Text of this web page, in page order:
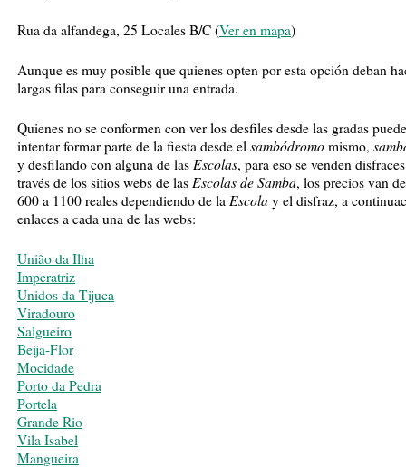
Rua da alfandega, 25 Locales B/C (Ver en mapa)
Aunque es muy posible que quienes opten por esta opción deban
largas filas para conseguir una entrada.
Quienes no se conformen con ver los desfiles desde las gradas
intentar formar parte de la fiesta desde el sambódromo mismo,
y desfilando con alguna de las Escolas, para eso se venden
través de los sitios webs de las Escolas de Samba, los precios van
600 a 1100 reales dependiendo de la Escolay el disfraz, a
enlaces a cada una de las webs:
União da Ilha
Imperatriz
Unidos da Tijuca
Viradouro
Salgueiro
Beija-Flor
Mocidade
Porto da Pedra
Portela
Grande Rio
Vila Isabel
Mangueira